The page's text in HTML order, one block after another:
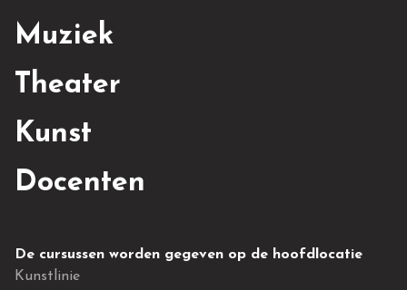
Muziek
Theater
Kunst
Docenten
De cursussen worden gegeven op de hoofdlocatie
Kunstlinie